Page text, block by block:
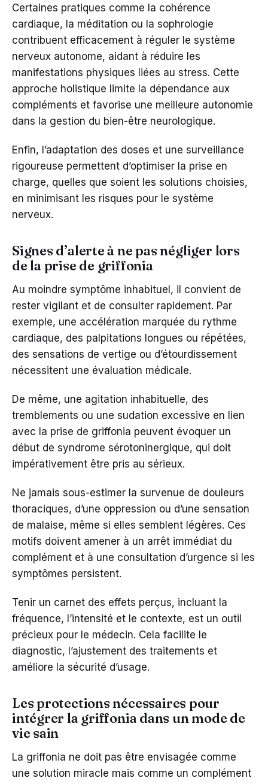
Certaines pratiques comme la cohérence
cardiaque, la méditation ou la sophrologie
contribuent efficacement à réguler le système
nerveux autonome, aidant à réduire les
manifestations physiques liées au stress. Cette
approche holistique limite la dépendance aux
compléments et favorise une meilleure autonomie
dans la gestion du bien-être neurologique.
Enfin, l’adaptation des doses et une surveillance
rigoureuse permettent d’optimiser la prise en
charge, quelles que soient les solutions choisies,
en minimisant les risques pour le système
nerveux.
Signes d’alerte à ne pas négliger lors
de la prise de griffonia
Au moindre symptôme inhabituel, il convient de
rester vigilant et de consulter rapidement. Par
exemple, une accélération marquée du rythme
cardiaque, des palpitations longues ou répétées,
des sensations de vertige ou d’étourdissement
nécessitent une évaluation médicale.
De même, une agitation inhabituelle, des
tremblements ou une sudation excessive en lien
avec la prise de griffonia peuvent évoquer un
début de syndrome sérotoninergique, qui doit
impérativement être pris au sérieux.
Ne jamais sous-estimer la survenue de douleurs
thoraciques, d’une oppression ou d’une sensation
de malaise, même si elles semblent légères. Ces
motifs doivent amener à un arrêt immédiat du
complément et à une consultation d’urgence si les
symptômes persistent.
Tenir un carnet des effets perçus, incluant la
fréquence, l’intensité et le contexte, est un outil
précieux pour le médecin. Cela facilite le
diagnostic, l’ajustement des traitements et
améliore la sécurité d’usage.
Les protections nécessaires pour
intégrer la griffonia dans un mode de
vie sain
La griffonia ne doit pas être envisagée comme
une solution miracle mais comme un complément